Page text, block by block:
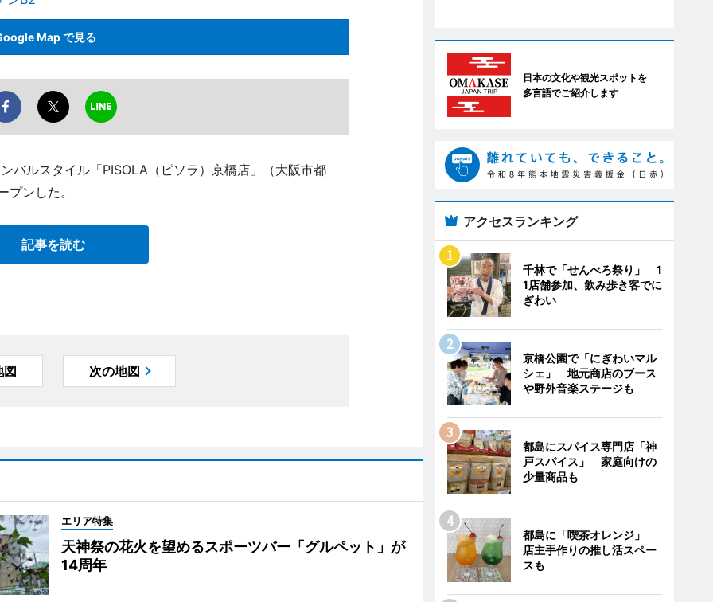
Map で見る
バルスタイル「PISOLA（ピソラ）京橋店」（大阪市都
ンした。
記事を読む
図 次の地図
エリア特集
天神祭の花火を望めるスポーツバー「グルペット」が
14周年
日本の文化や観光スポットを
多言語でご紹介します
アクセスランキング
千林で「せんべろ祭り」 1
1店舗参加、飲み歩き客でに
ぎわい
京橋公園で「にぎわいマル
シェ」 地元商店のブース
や野外音楽ステージも
都島にスパイス専門店「神
戸スパイス」 家庭向けの
少量商品も
都島に「喫茶オレンジ」
店主手作りの推し活スペー
スも